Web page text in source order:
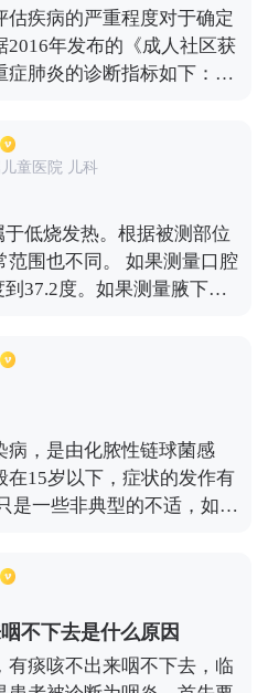
疾病的严重程度对于确定
2016年发布的《成人社区获
肺炎的诊断指标如下：主
脓毒性休克仍然需要血管
是:第一，呼吸频率大于或等
合指数小于或等于250毫微
四，意识障碍或定向障
氮7.14摩尔/升以上；六、
小于4.0×10至9的幂每
八、体温低，体温经常低
标准或三个以上次要标准
，并入住重症监护室接受治
童医院 儿科
低烧发热。根据被测部位
范围也不同。 如果测量口腔
37.2度。如果测量腋下温
度，因此一般认为37.5度
是37.6度，属于低烧发热。
较好，大便和尿液正常，可
维生素C，注意去不太拥
感染。 可以给宝宝物理降
等。还可口服小儿氨酚黄
冒引起的各种症状。蒲地
颗粒等中成药也可口服当
布洛芬混悬液滴剂，主要
退热的作用。 如果体温持
伴有咳嗽和哮喘症状，一般
同时也可以让宝宝多喝水，
病，是由化脓性链球菌感
15岁以下，症状的发作有
是一些非典型的不适，如头
般比较高，同时，它还伴有
、身体疼痛和食欲不振。
道感染，因为扁桃体会有
肿，发病的1-2天后，皮疹
不下去是什么原因
有痰咳不出来咽不下去，临